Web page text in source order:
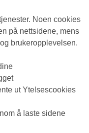
Noen cookies
på nettsidene, mens
brukeropplevelsen.
ut Ytelsescookies
å laste sidene